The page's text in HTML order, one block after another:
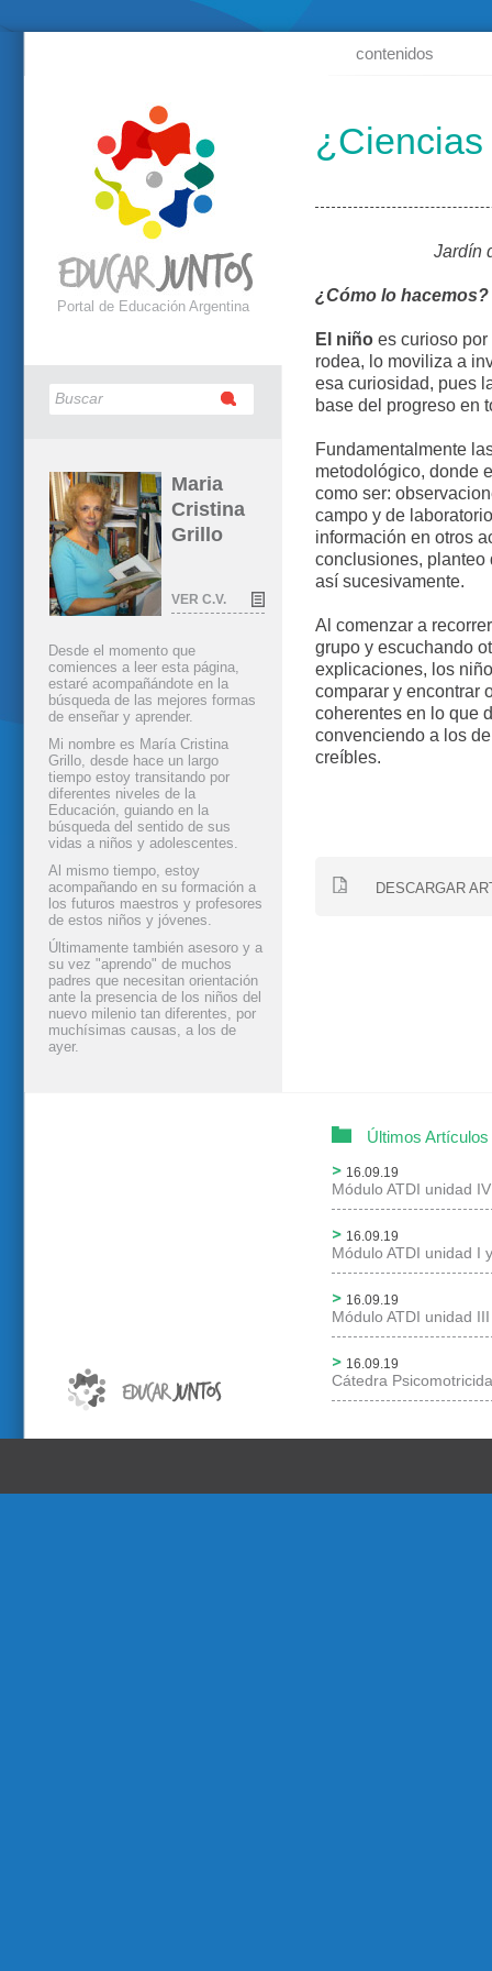
contenidos
Jardín
¿Cómo lo hacemos?
El niño es curioso
rodea, lo moviliza a
esa curiosidad, pues
base del progreso en
Fundamentalmente
metodológico, donde
como ser:
campo y de
información en otros
conclusiones,
así sucesivamente.
Al comenzar a
grupo y escuchando
explicaciones, los
comparar y encontrar
coherentes en lo que
convenciendo a los
creíbles.
DESCARGAR
Portal de Educación Argentina
Maria
Cristina
Grillo
VER C.V.
Desde el momento que
comiences a leer esta página,
estaré acompañándote en la
búsqueda de las mejores formas
de enseñar y aprender.
Mi nombre es María Cristina
Grillo, desde hace un largo
tiempo estoy transitando por
diferentes niveles de la
Educación, guiando en la
búsqueda del sentido de sus
vidas a niños y adolescentes.
Al mismo tiempo, estoy
acompañando en su formación a
los futuros maestros y profesores
de estos niños y jóvenes.
Últimamente también asesoro y a
su vez "aprendo" de muchos
padres que necesitan orientación
ante la presencia de los niños del
nuevo milenio tan diferentes, por
muchísimas causas, a los de
ayer.
Últimos Artículos
16.09.19
Módulo ATDI unidad IV
16.09.19
Módulo ATDI unidad I
16.09.19
Módulo ATDI unidad III
16.09.19
Cátedra